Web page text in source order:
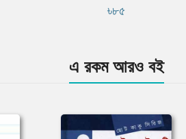
৳৮৫
এ রকম আরও বই